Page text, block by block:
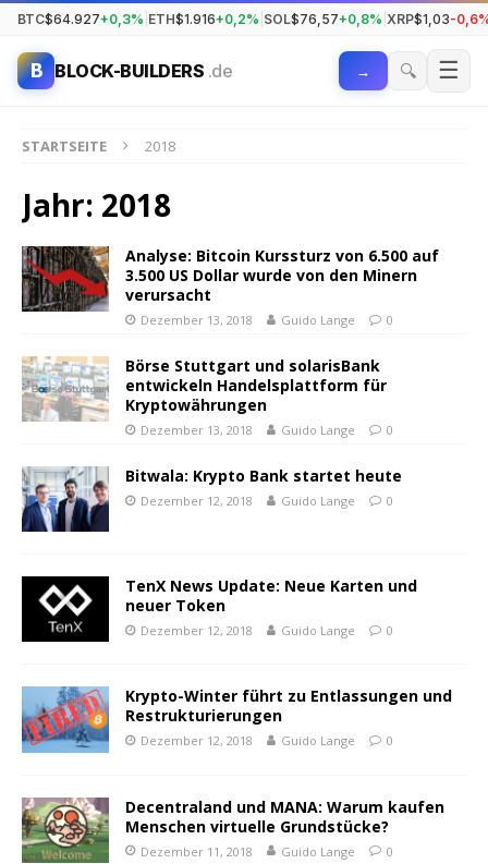
BTC$64.927+0,3% ETH$1.916+0,2% SOL$76,57+0,8% XRP$1,03-
B BLOCK-BUILDERS .de → 🔍 ☰
STARTSEITE 2018
Jahr: 2018
Analyse: Bitcoin Kurssturz von 6.500 auf
3.500 US Dollar wurde von den Minern
verursacht
Dezember 13, 2018 Guido Lange 0
Börse Stuttgart und solarisBank
entwickeln Handelsplattform für
Kryptowährungen
Dezember 13, 2018 Guido Lange 0
Bitwala: Krypto Bank startet heute
Dezember 12, 2018 Guido Lange 0
TenX News Update: Neue Karten und
neuer Token
Dezember 12, 2018 Guido Lange 0
Krypto-Winter führt zu Entlassungen und
Restrukturierungen
Dezember 12, 2018 Guido Lange 0
Decentraland und MANA: Warum kaufen
Menschen virtuelle Grundstücke?
Dezember 11, 2018 Guido Lange 0